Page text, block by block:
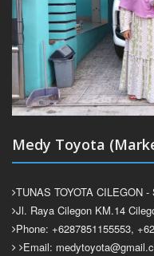
Medy Toyota
TUNAS TOYOTA CILEGON -
Jl. Raya Cilegon KM.14
Phone: +6287851155553,
Email: